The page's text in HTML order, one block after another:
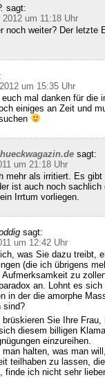
sagt:
2012 um 11:18 Uhr
noch weiter? Der letzte
um 15:35 Uhr
euch mal danken für die
einiges an Zeit und
sagt:
um 21:18 Uhr
mehr als irritiert. Es gibt
ist auch noch
Irrtum vorliegen.
sagt:
um 12:42 Uhr
was Sie dazu treibt,
(die ich übrigens
Aufmerksamkeit zu
an. Lohnt es
in der die amorphe
sind?
brüskieren Sie Ihre
diesem billigen
einzureihen.
man halten, was man
teilhaben zu lassen,
finde ich nicht sehr